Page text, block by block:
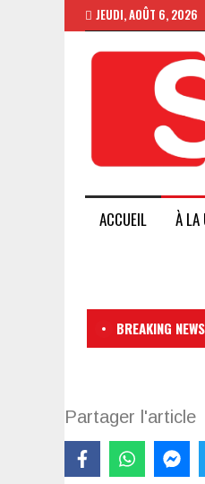
JEUDI, AOÛT 6, 2026
ACCUEIL À LA
BREAKING NEWS
Partager l'article